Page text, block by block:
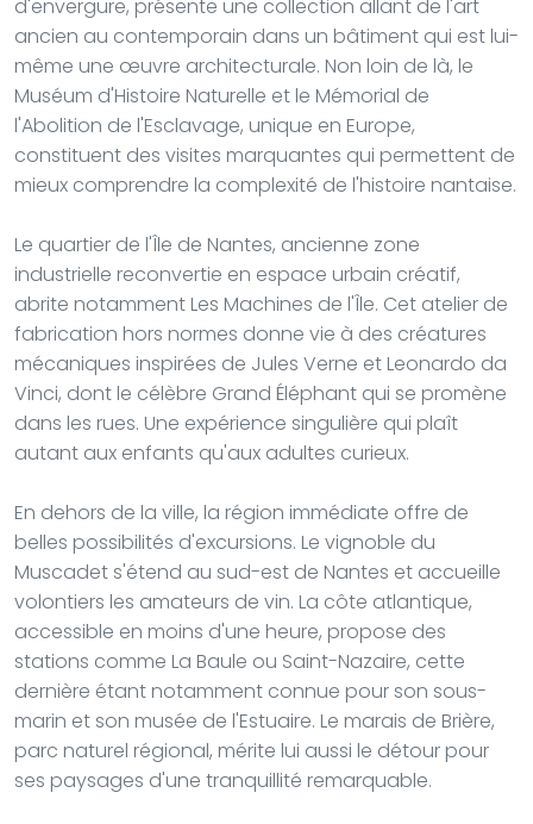
d'envergure, présente une collection allant de l'art
ancien au contemporain dans un bâtiment qui est lui-
même une œuvre architecturale. Non loin de là, le
Muséum d'Histoire Naturelle et le Mémorial de
l'Abolition de l'Esclavage, unique en Europe,
constituent des visites marquantes qui permettent de
mieux comprendre la complexité de l'histoire nantaise.
Le quartier de l'Île de Nantes, ancienne zone
industrielle reconvertie en espace urbain créatif,
abrite notamment Les Machines de l'Île. Cet atelier de
fabrication hors normes donne vie à des créatures
mécaniques inspirées de Jules Verne et Leonardo da
Vinci, dont le célèbre Grand Éléphant qui se promène
dans les rues. Une expérience singulière qui plaît
autant aux enfants qu'aux adultes curieux.
En dehors de la ville, la région immédiate offre de
belles possibilités d'excursions. Le vignoble du
Muscadet s'étend au sud-est de Nantes et accueille
volontiers les amateurs de vin. La côte atlantique,
accessible en moins d'une heure, propose des
stations comme La Baule ou Saint-Nazaire, cette
dernière étant notamment connue pour son sous-
marin et son musée de l'Estuaire. Le marais de Brière,
parc naturel régional, mérite lui aussi le détour pour
ses paysages d'une tranquillité remarquable.